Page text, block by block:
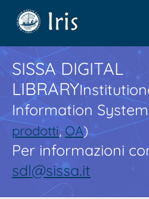
SISSA DIGITAL
LIBRARY
Information
prodotti,OA)
Per informazioni
sdl@sissa.it